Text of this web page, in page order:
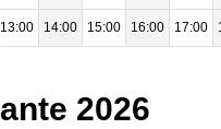
13:00 14:00 15:00 16:00 17:00
2026